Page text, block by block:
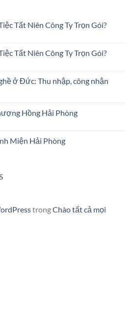
Tất Niên Công Ty Trọn Gói?
Tất Niên Công Ty Trọn Gói?
ở Đức: Thu nhập, công nhận
Hồng Hải Phòng
Miện Hải Phòng
trongChào tất cả mọi